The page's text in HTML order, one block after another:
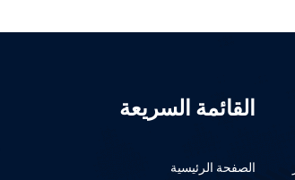
القائمة السريعة
الصفحة الرئيسية